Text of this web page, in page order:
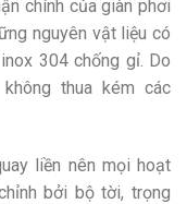
chính của giàn phơi
nguyên vật liệu có
304 chống gỉ. Do
thua kém các
liền nên mọi hoạt
bởi bộ tời, trọng